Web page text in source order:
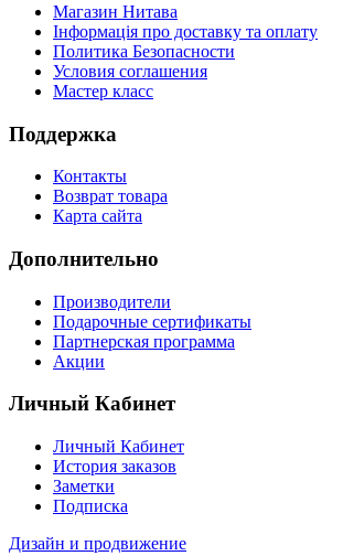
Магазин Нитава
Інформація про доставку та оплату
Политика Безопасности
Условия соглашения
Мастер класс
Поддержка
Контакты
Возврат товара
Карта сайта
Дополнительно
Производители
Подарочные сертификаты
Партнерская программа
Акции
Личный Кабинет
Личный Кабинет
История заказов
Заметки
Подписка
Дизайн и продвижение